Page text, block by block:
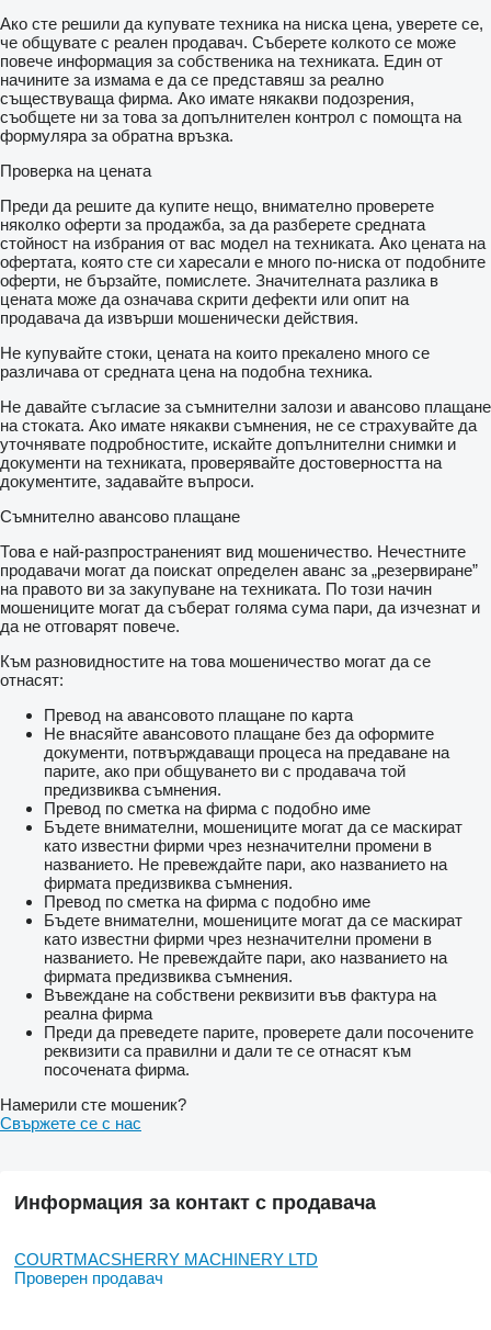
Ако сте решили да купувате техника на ниска цена, уверете се,
че общувате с реален продавач. Съберете колкото се може
повече информация за собственика на техниката. Един от
начините за измама е да се представяш за реално
съществуваща фирма. Ако имате някакви подозрения,
съобщете ни за това за допълнителен контрол с помощта на
формуляра за обратна връзка.
Проверка на цената
Преди да решите да купите нещо, внимателно проверете
няколко оферти за продажба, за да разберете средната
стойност на избрания от вас модел на техниката. Ако цената на
офертата, която сте си харесали е много по-ниска от подобните
оферти, не бързайте, помислете. Значителната разлика в
цената може да означава скрити дефекти или опит на
продавача да извърши мошенически действия.
Не купувайте стоки, цената на които прекалено много се
различава от средната цена на подобна техника.
Не давайте съгласие за съмнителни залози и авансово плащане
на стоката. Ако имате някакви съмнения, не се страхувайте да
уточнявате подробностите, искайте допълнителни снимки и
документи на техниката, проверявайте достоверността на
документите, задавайте въпроси.
Съмнително авансово плащане
Това е най-разпространеният вид мошеничество. Нечестните
продавачи могат да поискат определен аванс за „резервиране”
на правото ви за закупуване на техниката. По този начин
мошениците могат да съберат голяма сума пари, да изчезнат и
да не отговарят повече.
Към разновидностите на това мошеничество могат да се
отнасят:
Превод на авансовото плащане по карта
Не внасяйте авансовото плащане без да оформите
документи, потвърждаващи процеса на предаване на
парите, ако при общуването ви с продавача той
предизвиква съмнения.
Превод по сметка на фирма с подобно име
Бъдете внимателни, мошениците могат да се маскират
като известни фирми чрез незначителни промени в
названието. Не превеждайте пари, ако названието на
фирмата предизвиква съмнения.
Превод по сметка на фирма с подобно име
Бъдете внимателни, мошениците могат да се маскират
като известни фирми чрез незначителни промени в
названието. Не превеждайте пари, ако названието на
фирмата предизвиква съмнения.
Въвеждане на собствени реквизити във фактура на
реална фирма
Преди да преведете парите, проверете дали посочените
реквизити са правилни и дали те се отнасят към
посочената фирма.
Намерили сте мошеник?
Свържете се с нас
Информация за контакт с продавача
COURTMACSHERRY MACHINERY LTD
Проверен продавач